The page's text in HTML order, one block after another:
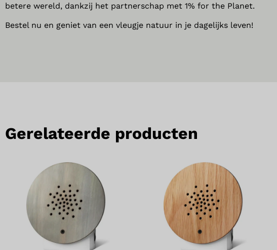
betere wereld, dankzij het partnerschap met 1% for the Planet.
Bestel nu en geniet van een vleugje natuur in je dagelijks leven!
Gerelateerde producten